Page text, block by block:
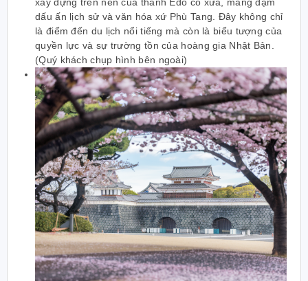
dấu ấn lịch sử và văn hóa xứ Phù Tang. Đây không chỉ
là điểm đến du lịch nổi tiếng mà còn là biểu tượng của
quyền lực và sự trường tồn của hoàng gia Nhật Bản.
(Quý khách chụp hình bên ngoài)